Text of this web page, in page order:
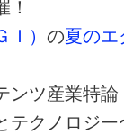
！
Ｉ）の夏の
ンツ産業特論
クノロジ